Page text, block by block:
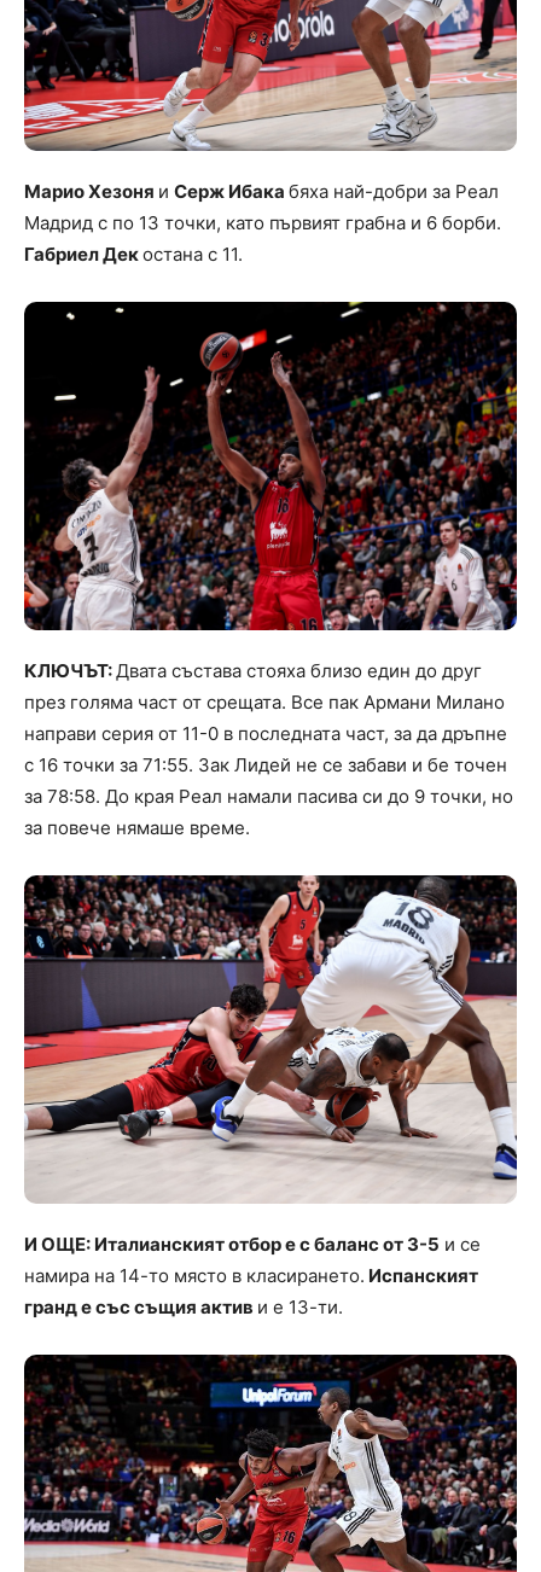
Марио Хезоня и Серж Ибака бяха най-добри за Реал
Мадрид с по 13 точки, като първият грабна и 6 борби.
Габриел Декостана с 11.
КЛЮЧЪТ:Двата състава стояха близо един до друг
през голяма част от срещата. Все пак Армани Милано
направи серия от 11-0 в последната част, за да дръпне
с 16 точки за 71:55. Зак Лидей не се забави и бе точен
за 78:58. До края Реал намали пасива си до 9 точки, но
за повече нямаше време.
И ОЩЕ: Италианският отбор е с баланс от 3-5 и се
намира на 14-то място в класирането. Испанският
гранд е със същия актив и е 13-ти.